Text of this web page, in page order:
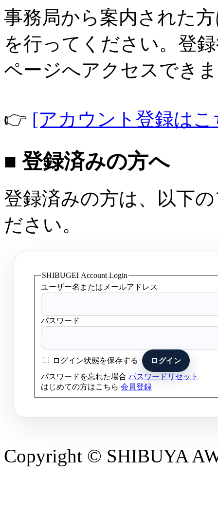
事務局から案内された
を行ってください。登
ページへアクセスでき
👉 [アカウント登録は
■ 登録済みの方へ
登録済みの方は、以下
ださい。
SHIBUGEI Account Login
ユーザー名またはメールアドレス
パスワード
ログイン状態を保存する
パスワードを忘れた場合パスワードリセット
はじめての方はこちら会員登録
Copyright © SHIBUYA